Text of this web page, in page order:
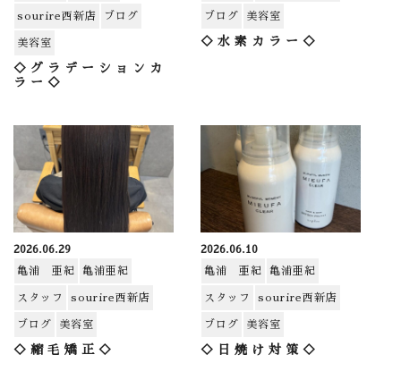
sourire西新店 ブログ
美容室
◇グラデーションカ
ラー◇
ブログ 美容室
◇水素カラー◇
2026.06.29
亀浦 亜紀
亀浦亜紀
スタッフ sourire西新店
ブログ 美容室
◇縮毛矯正◇
2026.06.10
亀浦 亜紀
亀浦亜紀
スタッフ sourire西新店
ブログ 美容室
◇日焼け対策◇